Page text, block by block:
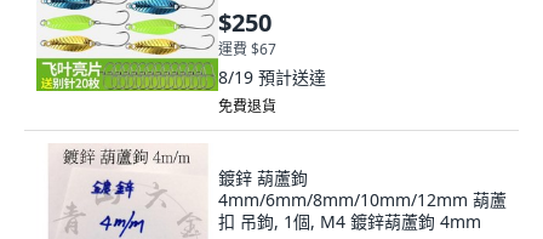
$250
運費 $67
8/19 預計送達
免費退貨
鍍鋅 葫蘆鉤
4mm/6mm/8mm/10mm/12mm 葫蘆
扣 吊鉤, 1個, M4 鍍鋅葫蘆鉤 4mm